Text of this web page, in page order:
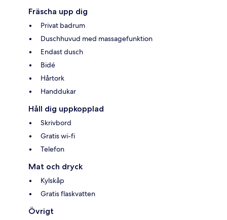
Fräscha upp dig
Privat badrum
Duschhuvud med massagefunktion
Endast dusch
Bidé
Hårtork
Handdukar
Håll dig uppkopplad
Skrivbord
Gratis wi-fi
Telefon
Mat och dryck
Kylskåp
Gratis flaskvatten
Övrigt